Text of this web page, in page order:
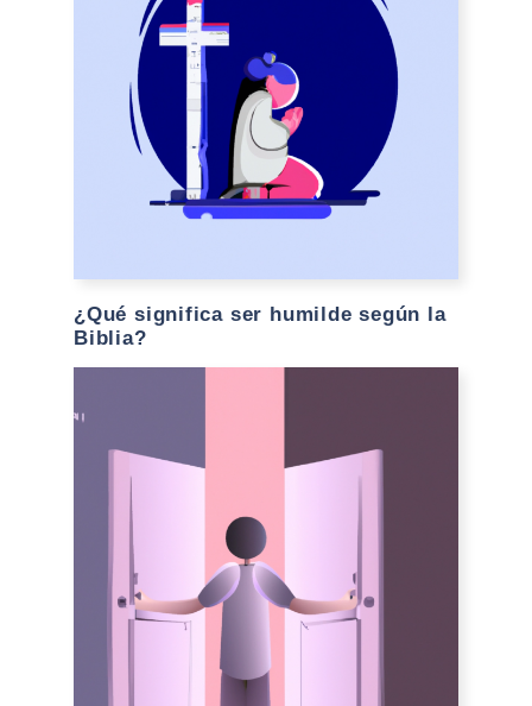
¿Qué significa ser humilde según la
Biblia?